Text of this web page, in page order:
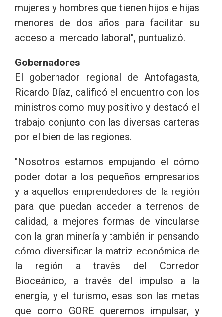
mujeres y hombres que tienen hijos e hijas
menores de dos años para facilitar su
acceso al mercado laboral", puntualizó.
Gobernadores
El gobernador regional de Antofagasta,
Ricardo Díaz, calificó el encuentro con los
ministros como muy positivo y destacó el
trabajo conjunto con las diversas carteras
por el bien de las regiones.
"Nosotros estamos empujando el cómo
poder dotar a los pequeños empresarios
y a aquellos emprendedores de la región
para que puedan acceder a terrenos de
calidad, a mejores formas de vincularse
con la gran minería y también ir pensando
cómo diversificar la matriz económica de
la región a través del Corredor
Bioceánico, a través del impulso a la
energía, y el turismo, esas son las metas
que como GORE queremos impulsar, y